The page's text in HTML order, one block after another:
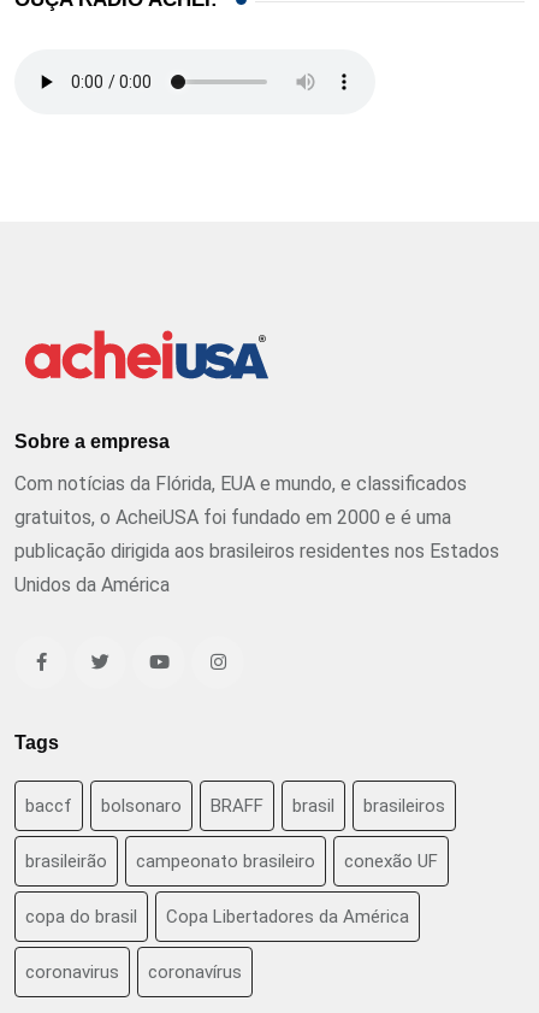
Sobre a empresa
Com notícias da Flórida, EUA e mundo, e classificados
gratuitos, o AcheiUSA foi fundado em 2000 e é uma
publicação dirigida aos brasileiros residentes nos Estados
Unidos da América
Tags
baccf bolsonaro BRAFF brasil brasileiros
brasileirão campeonato brasileiro conexão UF
copa do brasil Copa Libertadores da América
coronavirus coronavírus